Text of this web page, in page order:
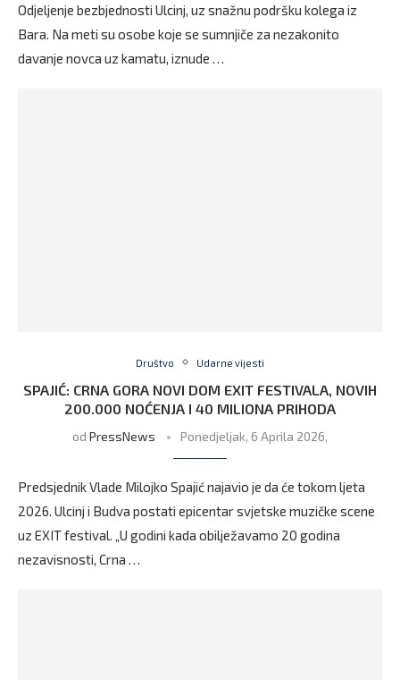
Odjeljenje bezbjednosti Ulcinj, uz snažnu podršku kolega iz
Bara. Na meti su osobe koje se sumnjiče za nezakonito
davanje novca uz kamatu, iznude …
Društvo Udarne vijesti
SPAJIĆ: CRNA GORA NOVI DOM EXIT FESTIVALA, NOVIH
200.000 NOĆENJA I 40 MILIONA PRIHODA
od PressNews Ponedjeljak, 6 Aprila 2026,
Predsjednik Vlade Milojko Spajić najavio je da će tokom ljeta
2026. Ulcinj i Budva postati epicentar svjetske muzičke scene
uz EXIT festival. „U godini kada obilježavamo 20 godina
nezavisnosti, Crna …